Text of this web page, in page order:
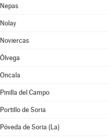
Nepas
Nolay
Noviercas
Ólvega
Oncala
Pinilla del Campo
Portillo de Soria
Póveda de Soria (La)